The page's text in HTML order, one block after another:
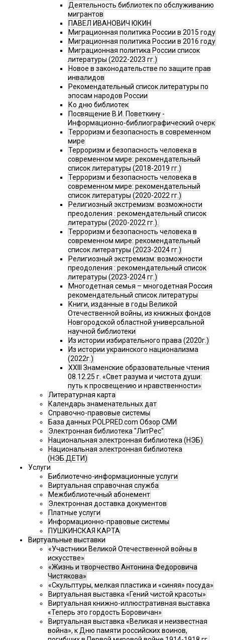
Деятельность библиотек по обслуживанию
мигрантов
ПАВЕЛ ИВАНОВИЧ ЮКИН
Миграционная политика России в 2015 году
Миграционная политика России в 2016 году
Миграционная политика России список
литературы (2022-2023 гг.)
Новое в законодательстве по защите прав
инвалидов
Рекомендательный список литературы по
эпосам народов России
Ко дню библиотек
Посвящение В.И. Поветкину -
Информационно-библиографический очерк
Терроризм и безопасность в современном
мире
Терроризм и безопасность человека в
современном мире: рекомендательный
список литературы (2018-2019 гг.)
Терроризм и безопасность человека в
современном мире: рекомендательный
список литературы (2020-2022 гг.)
Религиозный экстремизм: возможности
преодоления : рекомендательный список
литературы (2020-2022 гг.).
Терроризм и безопасность человека в
современном мире: рекомендательный
список литературы (2023-2024 гг.)
Религиозный экстремизм: возможности
преодоления : рекомендательный список
литературы (2023-2024 гг.)
Многодетная семья – многодетная Россия
рекомендательный список литературы
Книги, изданные в годы Великой
Отечественной войны, из книжных фондов
Новгородской областной универсальной
научной библиотеки
Из истории избирательного права (2020г.)
Из истории украинского национализма
(2022г.)
XXIII Знаменские образовательные чтения
08.12.25 г. «Свет разума и чистота души:
путь к просвещению и нравственности»
Литературная карта
Календарь знаменательных дат
Справочно-правовые системы
База данных POLPRED.com Обзор СМИ
Электронная библиотека "ЛитРес"
Национальная электронная библиотека (НЭБ)
Национальная электронная библиотека
(НЭБ.ДЕТИ)
Услуги
Библиотечно-информационные услуги
Виртуальная справочная служба
Межбиблиотечный абонемент
Электронная доставка документов
Платные услуги
Информационно-правовые системы
ПУШКИНСКАЯ КАРТА
Виртуальные выставки
«Участники Великой Отечественной войны в
искусстве»
«Жизнь и творчество Антонина Федоровича
Чистякова»
«Скульптуры, мелкая пластика и «синяя» посуда»
Виртуальная выставка «Гений чистой красоты»
Виртуальная книжно-иллюстративная выставка
«Теперь это гордость Боровичан»
Виртуальная выставка «Великая и неизвестная
война», к Дню памяти российских воинов,